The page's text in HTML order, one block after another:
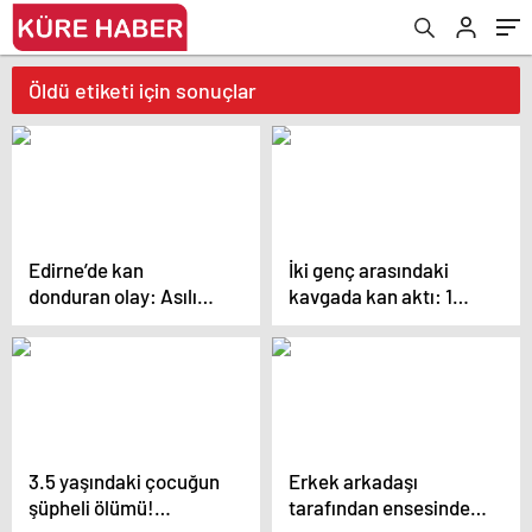
Öldü etiketi için sonuçlar
Edirne’de kan
donduran olay: Asılı
halde bulundu… Sosyal
medya paylaşımı
İki genç arasındaki
kavgada kan aktı: 1
ölü!
3.5 yaşındaki çocuğun
şüpheli ölümü!
Erkek arkadaşı
tarafından ensesinden